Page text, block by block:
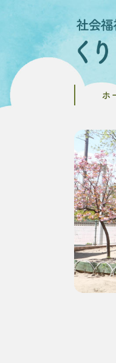
ホ